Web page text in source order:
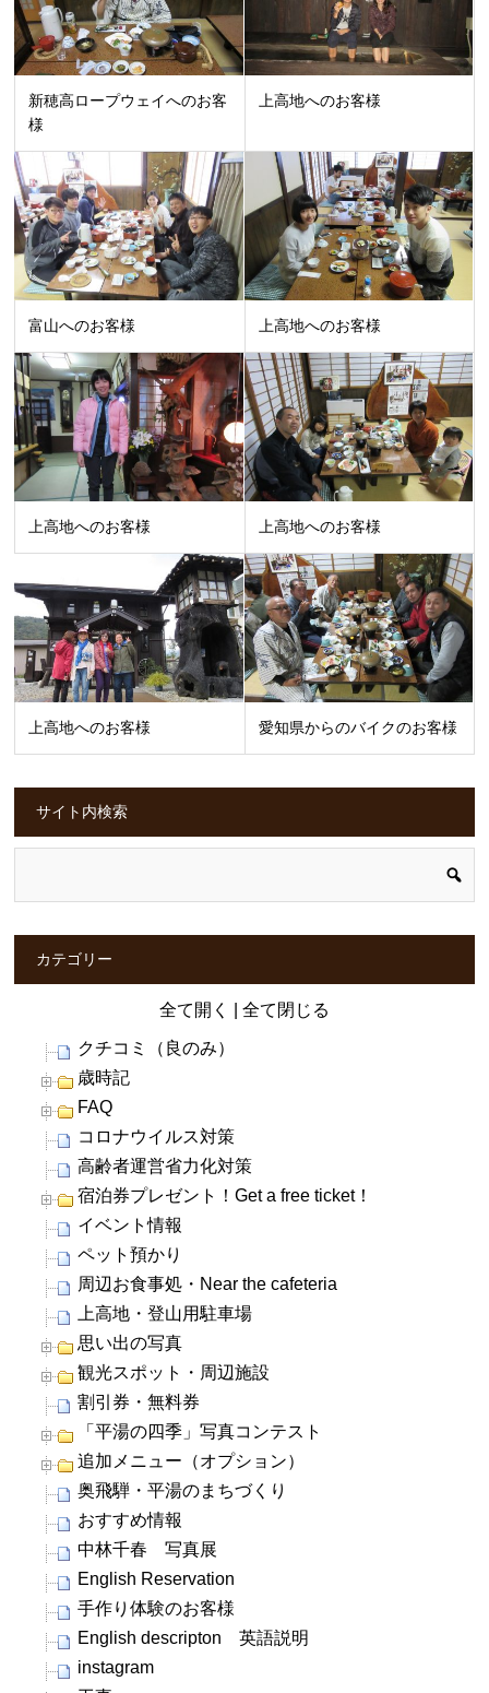
新穂高ロープウェイへのお客
様
上高地へのお客様
富山へのお客様 上高地へのお客様
上高地へのお客様 上高地へのお客様
上高地へのお客様 愛知県からのバイクのお客様
サイト内検索
カテゴリー
全て開く 全て閉じる
クチコミ（良のみ）
歳時記
FAQ
コロナウイルス対策
高齢者運営省力化対策
宿泊券プレゼント！Get a free ticket！
イベント情報
ペット預かり
周辺お食事処・Near the cafeteria
上高地・登山用駐車場
思い出の写真
観光スポット・周辺施設
割引券・無料券
「平湯の四季」写真コンテスト
追加メニュー（オプション）
奥飛騨・平湯のまちづくり
おすすめ情報
中林千春 写真展
English Reservation
手作り体験のお客様
English descripton 英語説明
instagram